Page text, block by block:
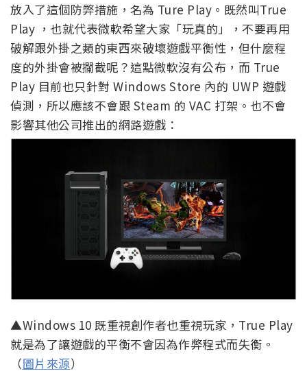
放入了這個防弊措施，名為 Ture Play。既然叫True
Play ，也就代表微軟希望大家「玩真的」，不要再用
破解跟外掛之類的東西來破壞遊戲平衡性，但什麼程
度的外掛會被攔截呢？這點微軟沒有公布，而 True
Play 目前也只針對 Windows Store 內的 UWP 遊戲
偵測，所以應該不會跟 Steam 的 VAC 打架。也不會
影響其他公司推出的網路遊戲：
▲Windows 10 既重視創作者也重視玩家，True Play
就是為了讓遊戲的平衡不會因為作弊程式而失衡。
（圖片來源）